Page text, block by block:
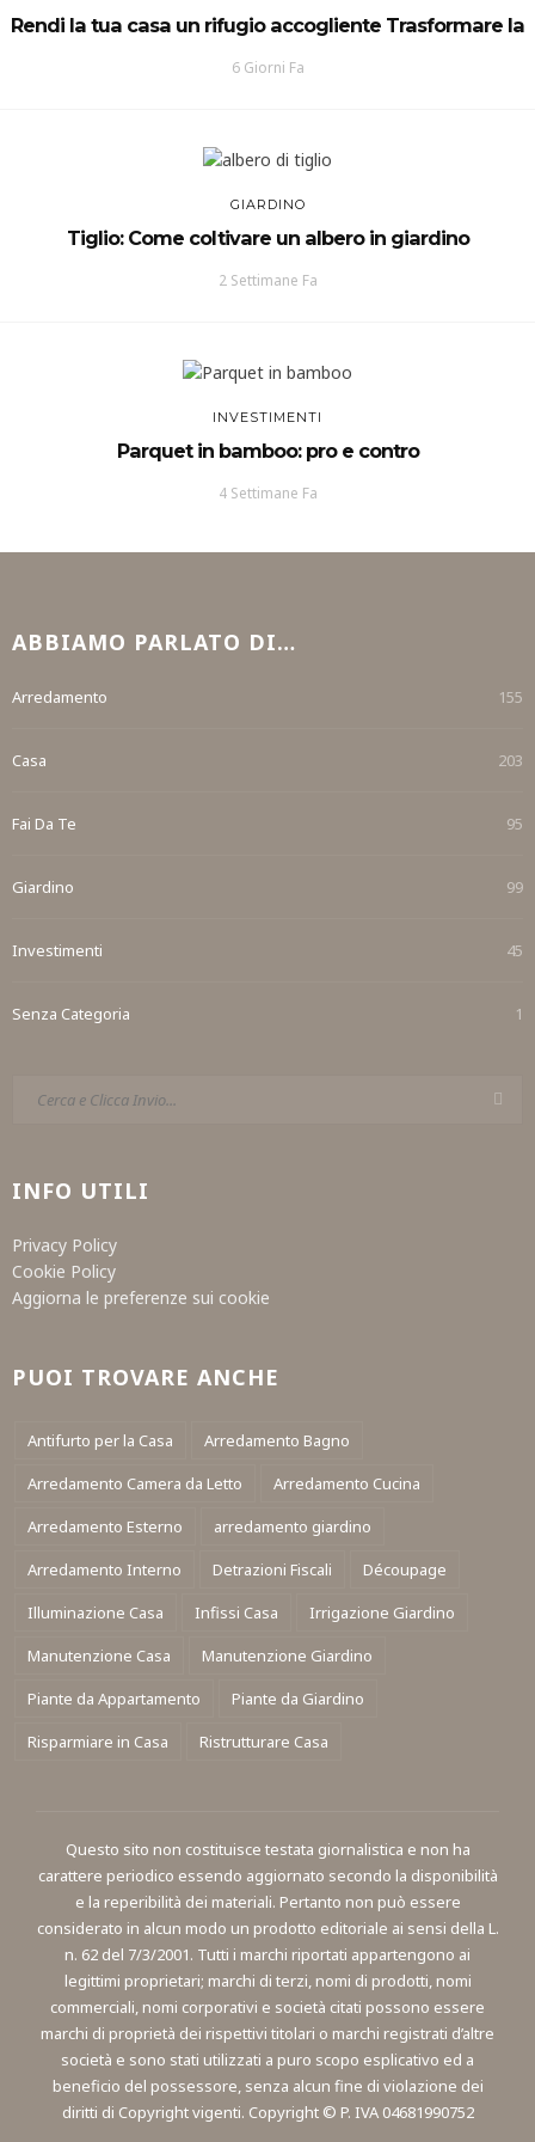
Rendi la tua casa un rifugio accogliente Trasformare la
6 Giorni Fa
GIARDINO
Tiglio: Come coltivare un albero in giardino
2 Settimane Fa
INVESTIMENTI
Parquet in bamboo: pro e contro
4 Settimane Fa
ABBIAMO PARLATO DI…
Arredamento 155
Casa 203
Fai Da Te 95
Giardino 99
Investimenti 45
Senza Categoria 1
INFO UTILI
Privacy Policy
Cookie Policy
Aggiorna le preferenze sui cookie
PUOI TROVARE ANCHE
Antifurto per la Casa
Arredamento Bagno
Arredamento Camera da Letto
Arredamento Cucina
Arredamento Esterno
arredamento giardino
Arredamento Interno
Detrazioni Fiscali
Découpage
Illuminazione Casa
Infissi Casa
Irrigazione Giardino
Manutenzione Casa
Manutenzione Giardino
Piante da Appartamento
Piante da Giardino
Risparmiare in Casa
Ristrutturare Casa
Questo sito non costituisce testata giornalistica e non ha
carattere periodico essendo aggiornato secondo la disponibilità
e la reperibilità dei materiali. Pertanto non può essere
considerato in alcun modo un prodotto editoriale ai sensi della L.
n. 62 del 7/3/2001. Tutti i marchi riportati appartengono ai
legittimi proprietari; marchi di terzi, nomi di prodotti, nomi
commerciali, nomi corporativi e società citati possono essere
marchi di proprietà dei rispettivi titolari o marchi registrati d’altre
società e sono stati utilizzati a puro scopo esplicativo ed a
beneficio del possessore, senza alcun fine di violazione dei
diritti di Copyright vigenti. Copyright © P. IVA 04681990752